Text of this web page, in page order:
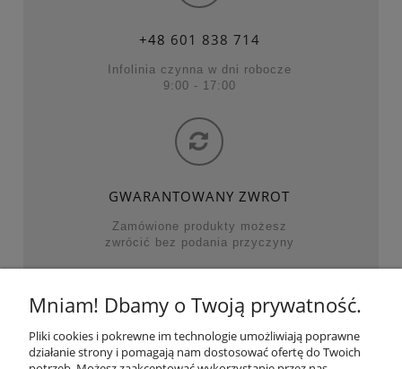
+48 601 838 714
Infolinia czynna w dni robocze
9:00 - 17:00
GWARANTOWANY ZWROT
Zamówione produkty możesz
zwrócić bez podania przyczyny
NAJWAŻNIEJSZE KATEGORIE
POMOC
Mniam! Dbamy o Twoją prywatność.
Pliki cookies i pokrewne im technologie umożliwiają poprawne
działanie strony i pomagają nam dostosować ofertę do Twoich